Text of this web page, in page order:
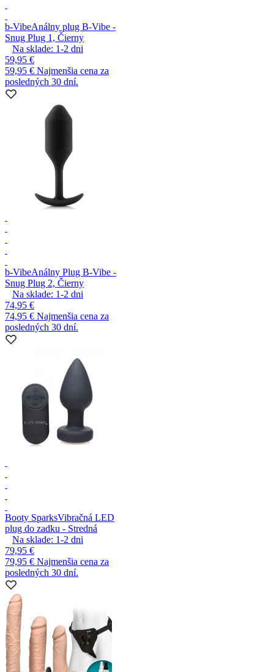
b-VibeAnálny plug B-Vibe -
Snug Plug 1, Čierny
Na sklade: 1-2 dni
59,95 €
59,95 € Najmenšia cena za
posledných 30 dní.
b-VibeAnálny Plug B-Vibe -
Snug Plug 2, Čierny
Na sklade: 1-2 dni
74,95 €
74,95 € Najmenšia cena za
posledných 30 dní.
Booty SparksVibračná LED
plug do zadku - Stredná
Na sklade: 1-2 dni
79,95 €
79,95 € Najmenšia cena za
posledných 30 dní.